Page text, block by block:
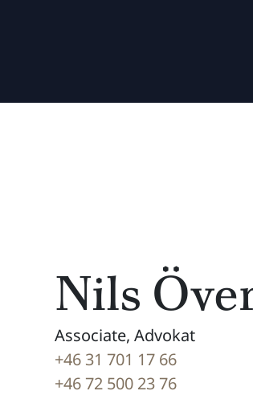
Nils
Associate, Advokat
+46 31 701 17 66
+46 72 500 23 76